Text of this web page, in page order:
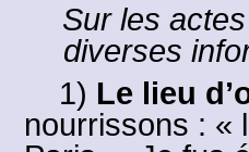
Sur les
diverses
1) Le lieu
nourrissons : «